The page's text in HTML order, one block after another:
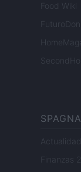
Food Wiki
Actualidad
Finanzas